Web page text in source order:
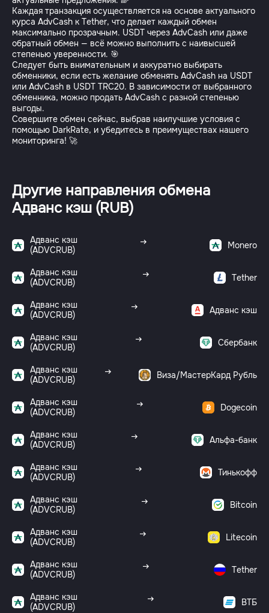
Каждая транзакция осуществляется на основе актуального
курса AdvCash к Tether, что делает каждый обмен
максимально прозрачным. USDT через AdvCash или даже
обратный обмен — всё можно выполнить с наивысшей
степенью уверенности. 🎯
Следует быть внимательным и аккуратно выбирать
обменники, если есть желание обменять AdvCash на USDT
или AdvCash в USDT TRC20. В зависимости от выбранного
обменника, можно продать AdvCash с разной степенью
выгоды.
Совершите обмен сейчас, выбрав наилучшие условия с
помощью DarkRate, и убедитесь в преимуществах нашего
мониторинга! 🚀
Другие направления обмена
Адванс кэш (RUB)
Адванс кэш
(ADVCRUB)
Monero
Адванс кэш
(ADVCRUB)
Tether
Адванс кэш
(ADVCRUB)
Адванс кэш
Адванс кэш
(ADVCRUB)
Сбербанк
Адванс кэш
(ADVCRUB)
Виза/МастерКард Рубль
Адванс кэш
(ADVCRUB)
Dogecoin
Адванс кэш
(ADVCRUB)
Альфа-банк
Адванс кэш
(ADVCRUB)
Тинькофф
Адванс кэш
(ADVCRUB)
Bitcoin
Адванс кэш
(ADVCRUB)
Litecoin
Адванс кэш
(ADVCRUB)
Tether
Адванс кэш
(ADVCRUB)
ВТБ